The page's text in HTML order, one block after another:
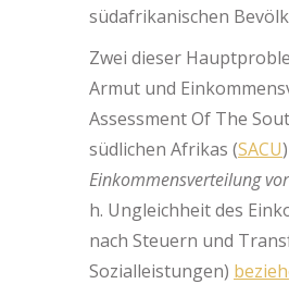
südafrikanischen
Zwei dieser
Armut und
Assessment Of The
südlichen Afrikas (SACU
Einkommensverteilung
h. Ungleichheit des
nach Steuern und
Sozialleistungen)